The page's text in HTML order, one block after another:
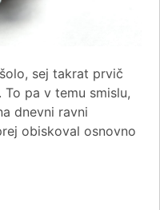
sej takrat prvič
pa v temu smislu,
dnevni ravni
obiskoval osnovno